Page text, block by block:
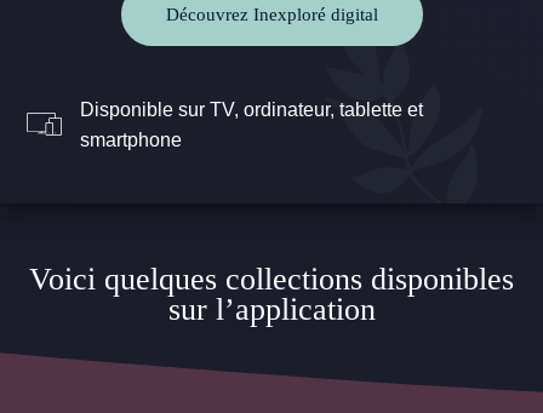
Découvrez Inexploré digital
Disponible sur TV, ordinateur, tablette et
smartphone
Voici quelques collections disponibles
sur l’application